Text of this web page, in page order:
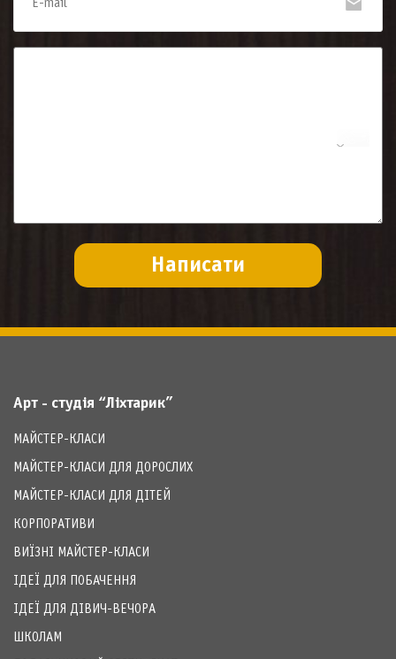
Арт - студія “Ліхтарик”
МАЙСТЕР-КЛАСИ
МАЙСТЕР-КЛАСИ ДЛЯ ДОРОСЛИХ
МАЙСТЕР-КЛАСИ ДЛЯ ДІТЕЙ
КОРПОРАТИВИ
ВИЇЗНІ МАЙСТЕР-КЛАСИ
ІДЕЇ ДЛЯ ПОБАЧЕННЯ
ІДЕЇ ДЛЯ ДІВИЧ-ВЕЧОРА
ШКОЛАМ